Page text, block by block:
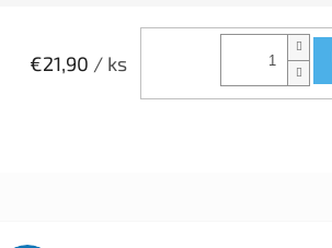
€21,90 / ks